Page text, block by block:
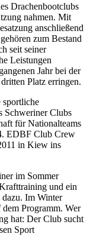
Drachenbootclubs
nahmen. Mit
anschließend
zum Bestand
seit seiner
Leistungen
Jahr bei der
Platz erringen.
sportliche
Schweriner Clubs
für Nationalteams
EDBF Club Crew
in Kiew ins
im Sommer
und ein
Im Winter
Programm. Wer
hat: Der Club sucht
Sport